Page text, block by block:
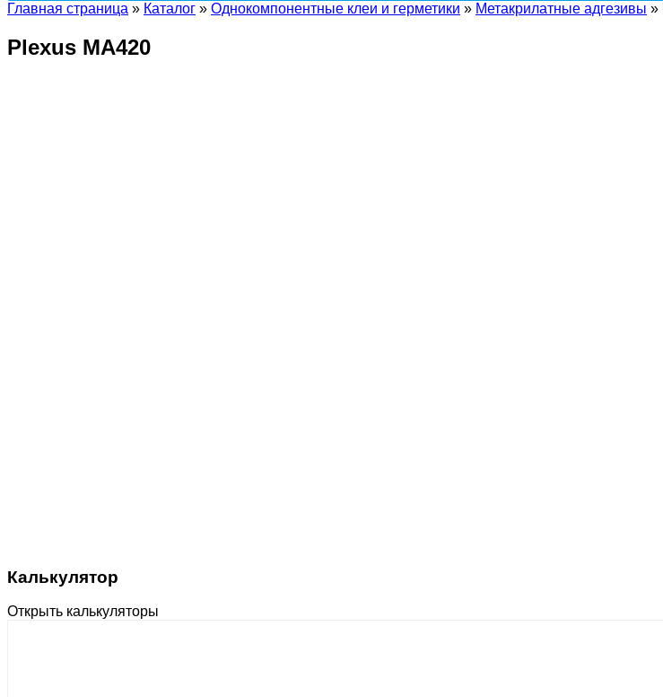
Главная страница » Каталог » Однокомпонентные клеи и герметики » Метакрилатные адгезивы »
Plexus MA420
Калькулятор
Открыть калькуляторы